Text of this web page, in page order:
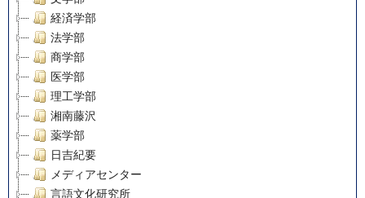
経済学部
法学部
商学部
医学部
理工学部
湘南藤沢
薬学部
日吉紀要
メディアセンター
言語文化研究所